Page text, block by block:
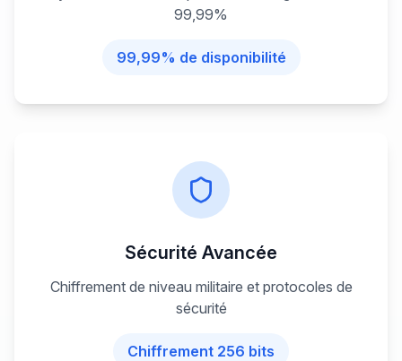
99,99%
99,99% de disponibilité
Sécurité Avancée
Chiffrement de niveau militaire et protocoles de
sécurité
Chiffrement 256 bits